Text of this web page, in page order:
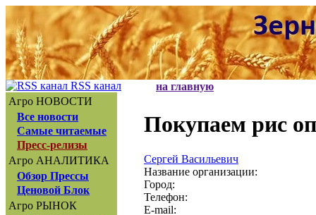
RSS канал
Агро НОВОСТИ
Все новости
Самые читаемые
Пресс-релизы
Агро АНАЛИТИКА
Обзор Прессы
Ценовой Блок
Агро РЫНОК
на главную
Покупаем рис
Сергей Васильевич
Название организации:
Город:
Телефон:
E-mail: